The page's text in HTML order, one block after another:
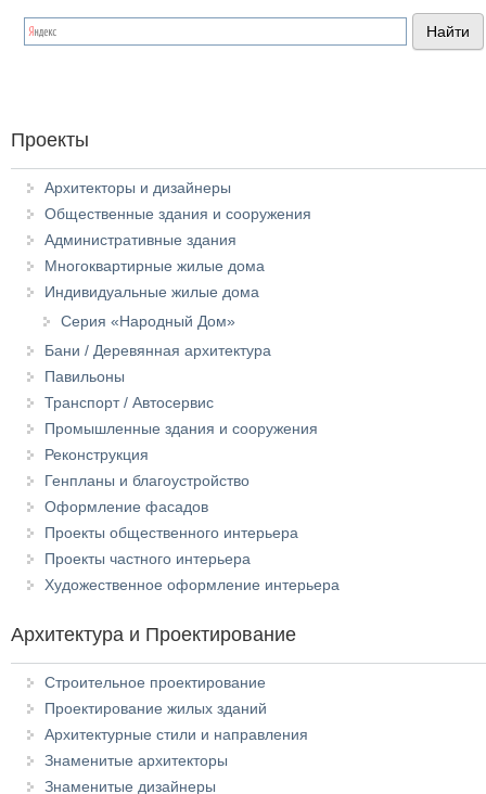
Проекты
Архитекторы и дизайнеры
Общественные здания и сооружения
Административные здания
Многоквартирные жилые дома
Индивидуальные жилые дома
Серия «Народный Дом»
Бани / Деревянная архитектура
Павильоны
Транспорт / Автосервис
Промышленные здания и сооружения
Реконструкция
Генпланы и благоустройство
Оформление фасадов
Проекты общественного интерьера
Проекты частного интерьера
Художественное оформление интерьера
Архитектура и Проектирование
Строительное проектирование
Проектирование жилых зданий
Архитектурные стили и направления
Знаменитые архитекторы
Знаменитые дизайнеры